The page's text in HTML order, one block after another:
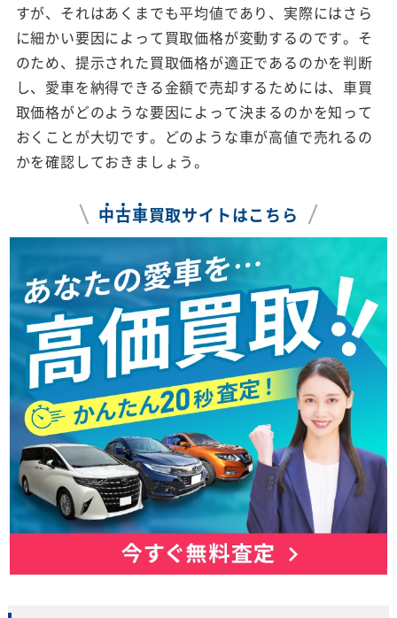
すが、それはあくまでも平均値であり、実際にはさら
に細かい要因によって買取価格が変動するのです。そ
のため、提示された買取価格が適正であるのかを判断
し、愛車を納得できる金額で売却するためには、車買
取価格がどのような要因によって決まるのかを知って
おくことが大切です。どのような車が高値で売れるの
かを確認しておきましょう。
中古車買取サイトはこちら